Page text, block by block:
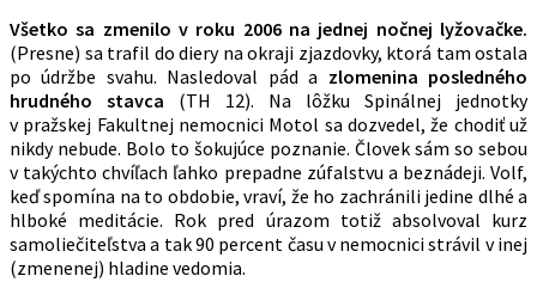
Všetko sa zmenilo v roku 2006 na jednej nočnej lyžovačke.
(Presne) sa trafil do diery na okraji zjazdovky, ktorá tam ostala
po údržbe svahu. Nasledoval pád a zlomenina posledného
hrudného stavca (TH 12). Na lôžku Spinálnej jednotky
v pražskej Fakultnej nemocnici Motol sa dozvedel, že chodiť už
nikdy nebude. Bolo to šokujúce poznanie. Človek sám so sebou
v takýchto chvíľach ľahko prepadne zúfalstvu a beznádeji. Volf,
keď spomína na to obdobie, vraví, že ho zachránili jedine dlhé a
hlboké meditácie. Rok pred úrazom totiž absolvoval kurz
samoliečiteľstva a tak 90 percent času v nemocnici strávil v inej
(zmenenej) hladine vedomia.